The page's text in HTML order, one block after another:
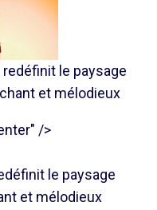
le paysage
et mélodieux
/>
le paysage
et mélodieux